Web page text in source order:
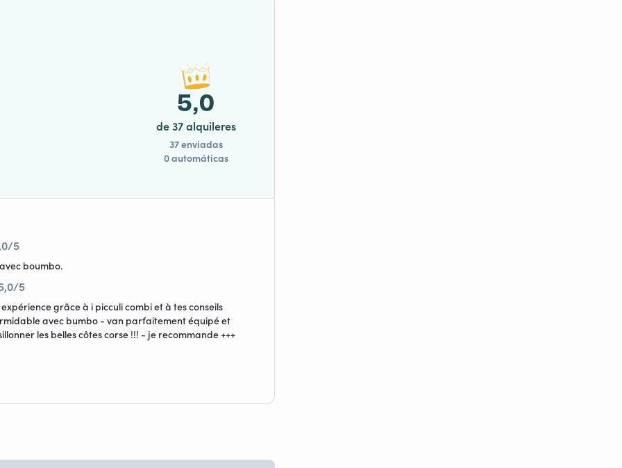
5,0
de 37 alquileres
37 enviadas
0 automáticas
5
boumbo.
5
grâce à i picculi combi et à tes conseils
avec bumbo - van parfaitement équipé et
les belles côtes corse !!! - je recommande +++